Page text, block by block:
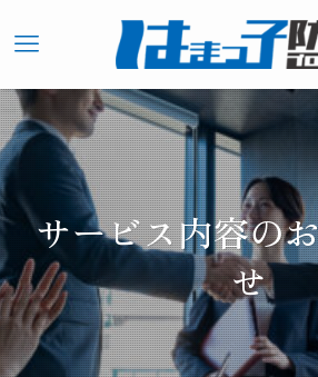
サービス内容の
せ